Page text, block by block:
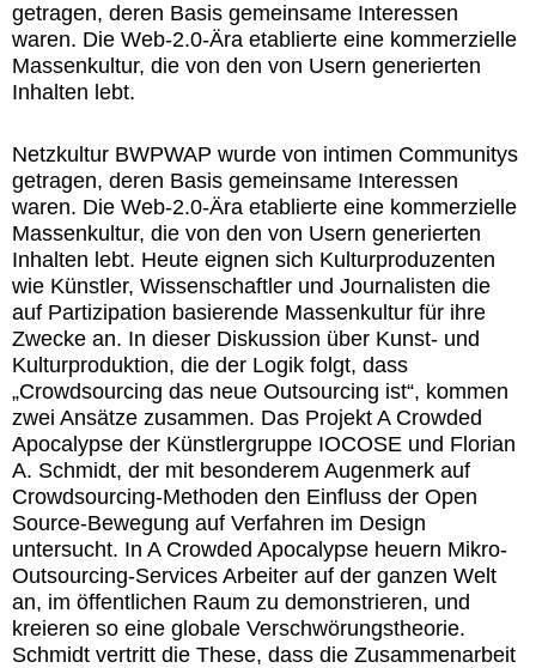
getragen, deren Basis gemeinsame Interessen
waren. Die Web-2.0-Ära etablierte eine kommerzielle
Massenkultur, die von den von Usern generierten
Inhalten lebt.
Netzkultur BWPWAP wurde von intimen Communitys
getragen, deren Basis gemeinsame Interessen
waren. Die Web-2.0-Ära etablierte eine kommerzielle
Massenkultur, die von den von Usern generierten
Inhalten lebt. Heute eignen sich Kulturproduzenten
wie Künstler, Wissenschaftler und Journalisten die
auf Partizipation basierende Massenkultur für ihre
Zwecke an. In dieser Diskussion über Kunst- und
Kulturproduktion, die der Logik folgt, dass
„Crowdsourcing das neue Outsourcing ist“, kommen
zwei Ansätze zusammen. Das Projekt A Crowded
Apocalypse der Künstlergruppe IOCOSE und Florian
A. Schmidt, der mit besonderem Augenmerk auf
Crowdsourcing-Methoden den Einfluss der Open
Source-Bewegung auf Verfahren im Design
untersucht. In A Crowded Apocalypse heuern Mikro-
Outsourcing-Services Arbeiter auf der ganzen Welt
an, im öffentlichen Raum zu demonstrieren, und
kreieren so eine globale Verschwörungstheorie.
Schmidt vertritt die These, dass die Zusammenarbeit